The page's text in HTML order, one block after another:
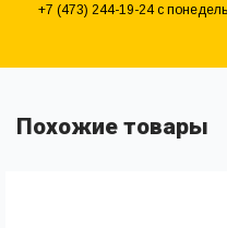
+7 (473) 244-19-24 с
Похожие товары